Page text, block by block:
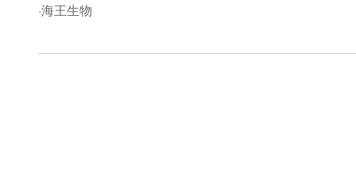
·海王生物